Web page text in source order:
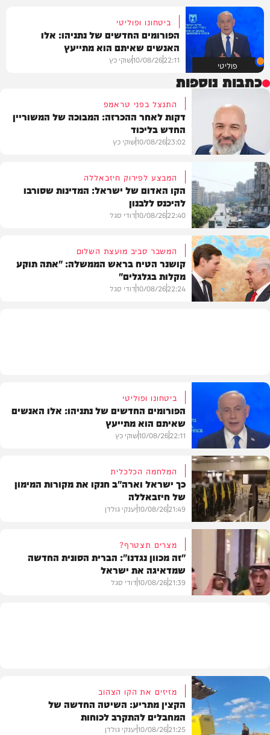
פוליטי
ביטחונו ופוליטי
הפורומים החדשים של נתניהו: אלו
האנשים שאיתם הוא מתייעץ
22:11
10/08/26שוקי כץ
כתבות נוספות
פוליטי
התנצל בפני טראמפ
דקות לאחר ההכרזה: המבוכה של המשוריין
החדש בליכוד
23:02
10/08/26שוקי כץ
צבא וביטחון
המבצע לפירוק חיזבאללה
הקו האדום של ישראל: המדינות שסורבו
להיכנס ללבנון
22:40
10/08/26דודי סגל
המשבר סביב מועצת השלום
קושנר הטיח בראש הממשלה: "אתה תוקע
מקלות בגלגלים"
22:24
10/08/26דודי סגל
פוליטי
ביטחונו ופוליטי
הפורומים החדשים של נתניהו: אלו האנשים
שאיתם הוא מתייעץ
22:11
10/08/26שוקי כץ
צבא וביטחון
המלחמה הכלכלית
כך ישראל וארה"ב חנקו את מקורות המימון
של חיזבאללה
21:49
10/08/26יענקי גולדן
מצרים תצטרף?
"זה מכוון נגדנו": הברית הסונית החדשה
שמדאיגה את ישראל
21:39
10/08/26דודי סגל
מזיזים את הקו הצהוב
הקצין מתריע: השיטה החדשה של
המחבלים להתקרב לכוחות
21:25
10/08/26יענקי גולדן